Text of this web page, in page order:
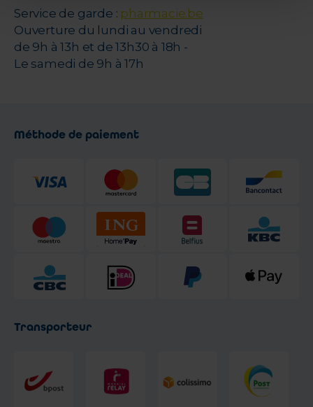
Service de garde : pharmacie.be
Ouverture du lundi au vendredi
de 9h à 13h et de 13h30 à 18h -
Le samedi de 9h à 17h
Méthode de paiement
Transporteur